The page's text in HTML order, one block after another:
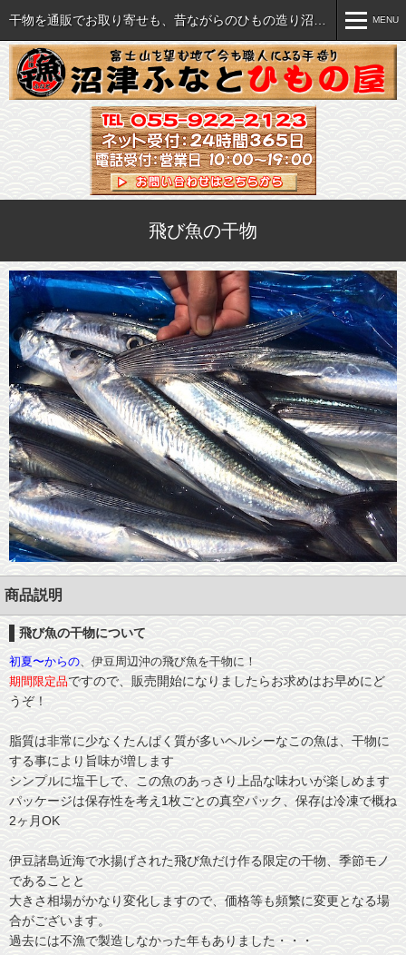
MENU
MENU
おいしい干物各種
セット・詰め合わせ
すべての商品を見る
飲食店様へ(業販）
ご注文について
ご注文方法
特商法に関する表記
送料・手数料一覧
干物の旨さの秘密
干物調理の秘訣
干物保存の秘訣
直売店のご案内
会社概要
お客様の声
メディア紹介
沼津おすすめ飲食店
沼津観光魅力スポット
リンク
団体様用予約フォーム
飛び魚の干物
商品説明
飛び魚の干物について
初夏〜からの 、伊豆周辺沖の飛び魚を干物に！
期間限定品ですので、販売開始になりましたらお求めはお早めにど
うぞ！
脂質は非常に少なくたんぱく質が多いヘルシーなこの魚は、干物に
する事により旨味が増します
シンプルに塩干しで、この魚のあっさり上品な味わいが楽しめます
パッケージは保存性を考え1枚ごとの真空パック、保存は冷凍で概ね
2ヶ月OK
伊豆諸島近海で水揚げされた飛び魚だけ作る限定の干物、季節モノ
であることと
大きさ相場がかなり変化しますので、価格等も頻繁に変更となる場
合がございます。
過去には不漁で製造しなかった年もありました・・・